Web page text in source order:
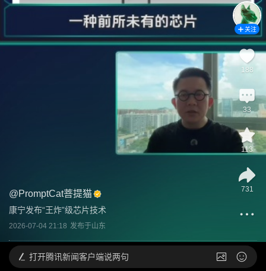
@PromptCat菩提猫
康宁发布“王炸”级芯片技术
2026-07-04 21:18 发布于山东
关注
188
33
113
731
打开腾讯新闻客户端说两句